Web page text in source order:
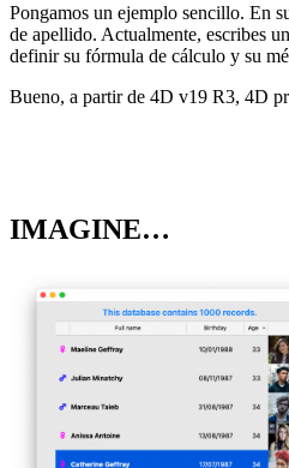
Pongamos un ejemplo sencillo. En
de apellido. Actualmente, escribes
definir su fórmula de cálculo y su
Bueno, a partir de 4D v19 R3, 4D
IMAGINE…